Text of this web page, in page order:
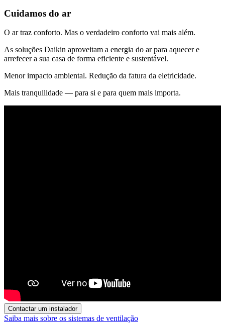
Cuidamos do ar
O ar traz conforto. Mas o verdadeiro conforto vai mais além.
As soluções Daikin aproveitam a energia do ar para aquecer e
arrefecer a sua casa de forma eficiente e sustentável.
Menor impacto ambiental. Redução da fatura da eletricidade.
Mais tranquilidade — para si e para quem mais importa.
Contactar um instalador
Saiba mais sobre os sistemas de ventilação